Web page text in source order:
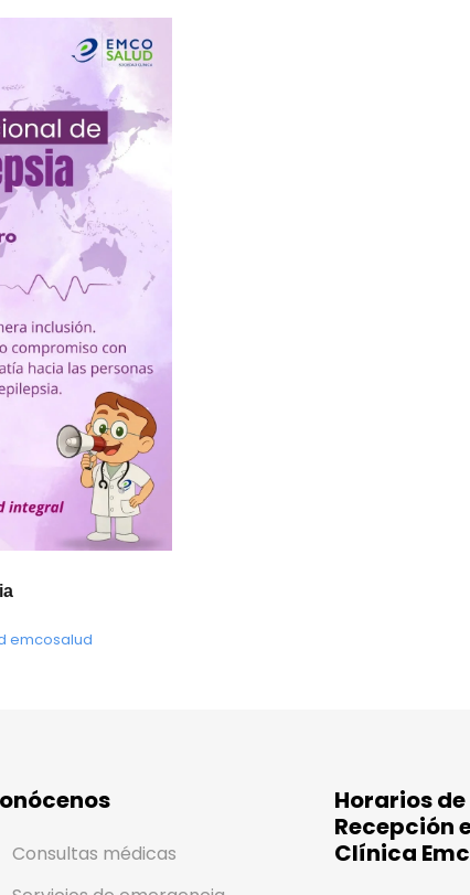
emcosalud
Consultas médicas
Horarios
Recepción
Clínica